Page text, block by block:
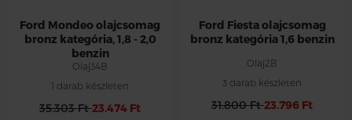
Ford Mondeo olajcsomag
bronz kategória, 1,8 - 2,0
benzin
Olaj34B
1 darab készleten
35.303 Ft23.474 Ft
Ford Fiesta olajcsomag
bronz kategória 1,6 benzin
Olaj2B
3 darab készleten
31.800 Ft23.796 Ft